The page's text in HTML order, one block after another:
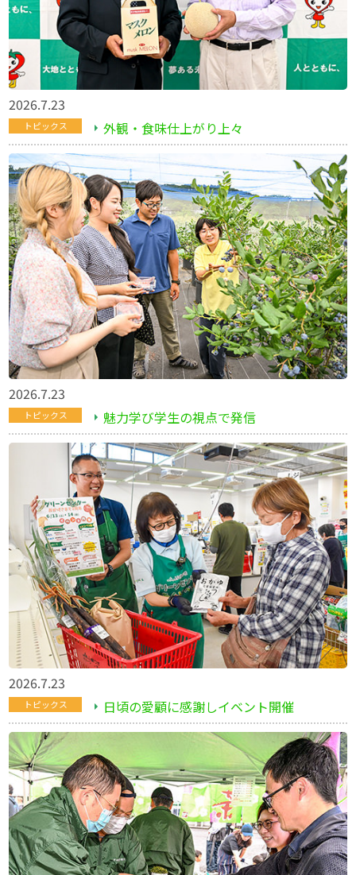
2026.7.23
トピックス 外観・食味仕上がり上々
2026.7.23
トピックス 魅力学び学生の視点で発信
2026.7.23
トピックス 日頃の愛顧に感謝しイベント開催